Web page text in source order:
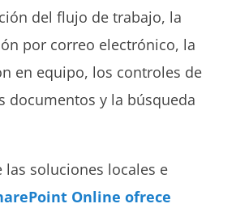
del flujo de trabajo, la
por correo electrónico, la
en equipo, los controles de
documentos y la búsqueda
las soluciones locales e
Online ofrece